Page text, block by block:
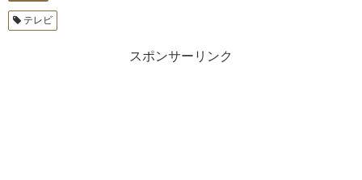
テレビ
スポンサーリンク